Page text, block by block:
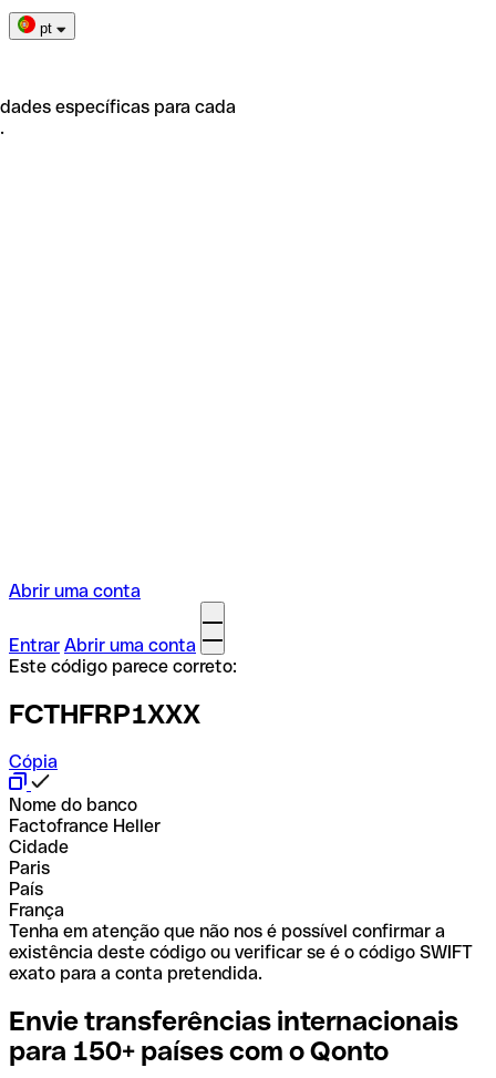
pt
específicas para cada
Abrir uma conta
Entrar Abrir uma conta
Este código parece correto:
FCTHFRP1XXX
Cópia
Nome do banco
Factofrance Heller
Cidade
Paris
País
França
Tenha em atenção que não nos é possível confirmar a
existência deste código ou verificar se é o código SWIFT
exato para a conta pretendida.
Envie transferências internacionais
para 150+ países com o Qonto